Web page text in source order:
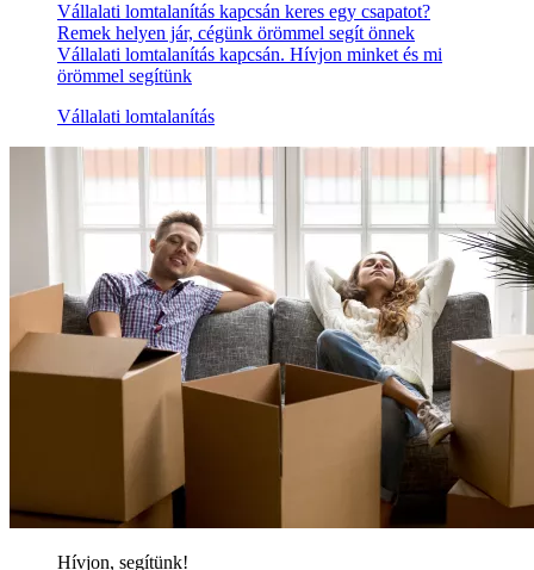
Vállalati lomtalanítás kapcsán keres egy csapatot?
Remek helyen jár, cégünk örömmel segít önnek
Vállalati lomtalanítás kapcsán. Hívjon minket és mi
örömmel segítünk
Vállalati lomtalanítás
Hívjon, segítünk!